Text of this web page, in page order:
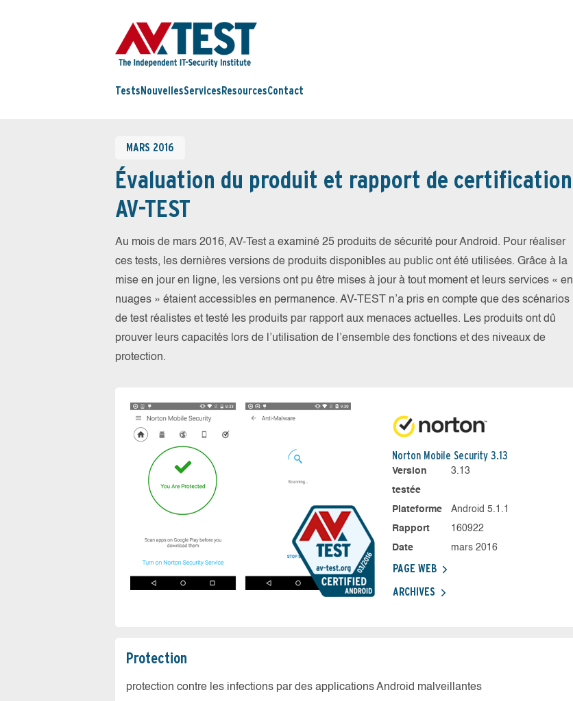
Tests NouvellesServices ResourcesContact
MARS 2016
Évaluation du produit et rapport de certification
AV-TEST
Au mois de mars 2016, AV-Test a examiné 25 produits de sécurité pour Android. Pour réaliser
ces tests, les dernières versions de produits disponibles au public ont été utilisées. Grâce à la
mise en jour en ligne, les versions ont pu être mises à jour à tout moment et leurs services « en
nuages » étaient accessibles en permanence. AV-TEST n’a pris en compte que des scénarios
de test réalistes et testé les produits par rapport aux menaces actuelles. Les produits ont dû
prouver leurs capacités lors de l’utilisation de l’ensemble des fonctions et des niveaux de
protection.
Norton Mobile Security 3.13
Version
testée
3.13
Plateforme
Android 5.1.1
Rapport
160922
Date
mars 2016
PAGE WEB
ARCHIVES
Protection
protection contre les infections par des applications Android malveillantes